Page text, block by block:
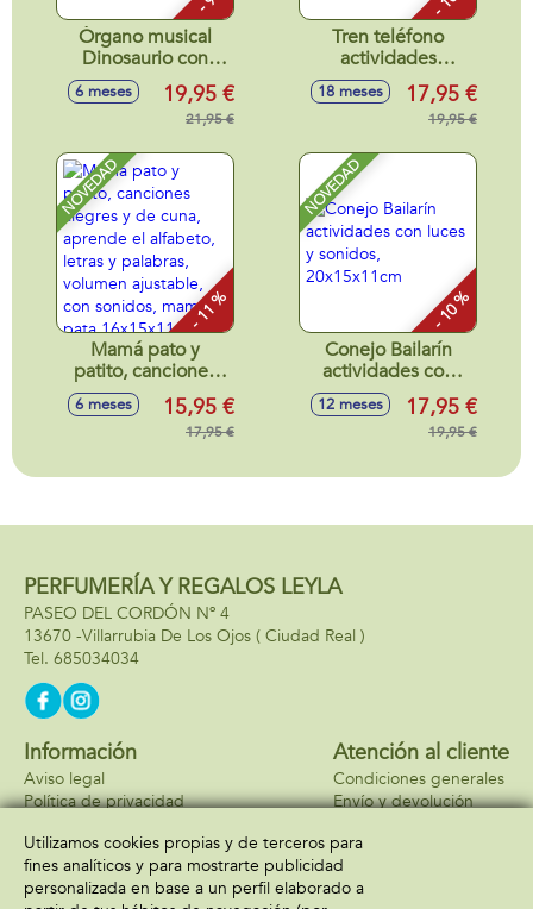
Órgano musical
Dinosaurio con
actividades 2 en 1,
con luces y sonidos
22x6x21cm
6 meses 19,95 €
21,95 €
Tren teléfono
actividades
infantiles 3 en 1,
tren, teléfono y
cubo actividades,
13x26x11cm
18 meses 17,95 €
19,95 €
NOVEDAD
- 11 %
Mamá pato y
patito, canciones
alegres y de cuna,
aprende el
alfabeto, letras y
ajustable, con
pata 16x15x11cm y
6 meses 15,95 €
17,95 €
NOVEDAD
- 10 %
Conejo Bailarín
actividades con
luces y sonidos,
20x15x11cm
12 meses 17,95 €
19,95 €
PERFUMERÍA Y REGALOS LEYLA
PASEO DEL CORDÓN Nº 4
13670 -Villarrubia De Los Ojos ( Ciudad Real )
685034034
Información
Aviso legal
Política de privacidad
Atención al cliente
Condiciones generales
Envío y devolución
Formas de pago
Utilizamos cookies propias y de terceros para
fines analíticos y para mostrarte publicidad
personalizada en base a un perfil elaborado a